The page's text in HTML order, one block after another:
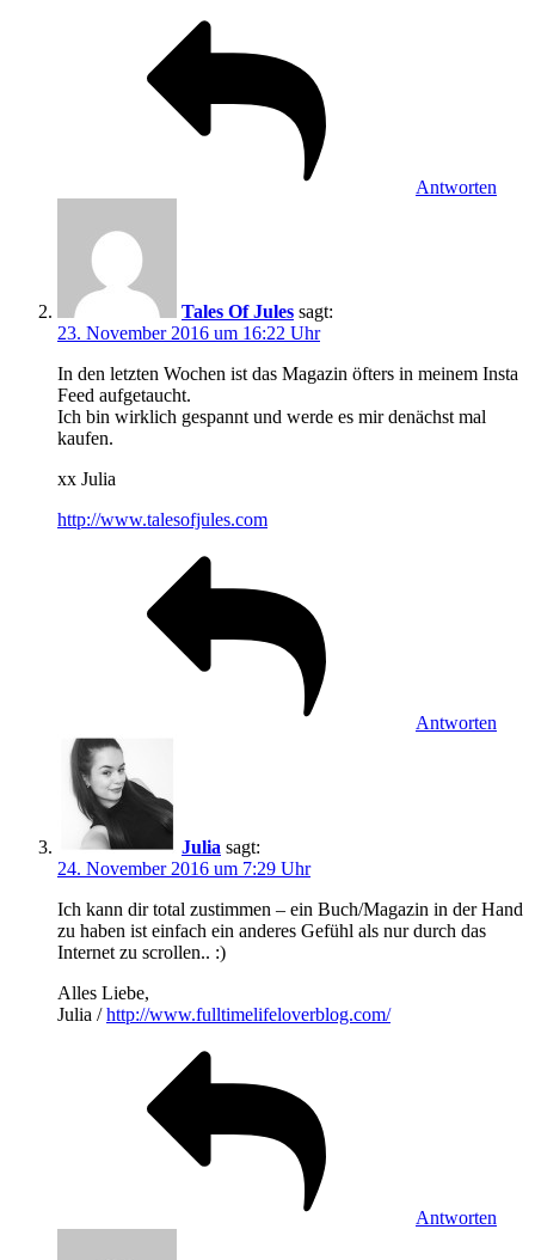
Antworten
Tales Of Jules sagt:
23. November 2016 um 16:22 Uhr
In den letzten Wochen ist das Magazin öfters in meinem Insta
Feed aufgetaucht.
Ich bin wirklich gespannt und werde es mir denächst mal
kaufen.
xx Julia
http://www.talesofjules.com
Antworten
Julia sagt:
24. November 2016 um 7:29 Uhr
Ich kann dir total zustimmen – ein Buch/Magazin in der Hand
zu haben ist einfach ein anderes Gefühl als nur durch das
Internet zu scrollen.. :)
Alles Liebe,
Julia /http://www.fulltimelifeloverblog.com/
Antworten